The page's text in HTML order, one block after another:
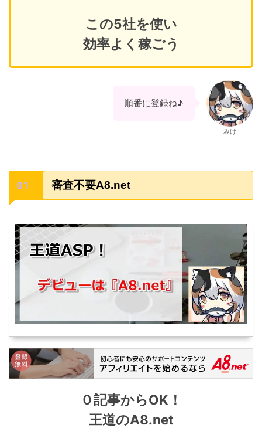
この5社を使い
効率よく稼ごう
順番に登録ね♪
みけ
審査不要A8.net
０記事からOK！
王道のA8.net